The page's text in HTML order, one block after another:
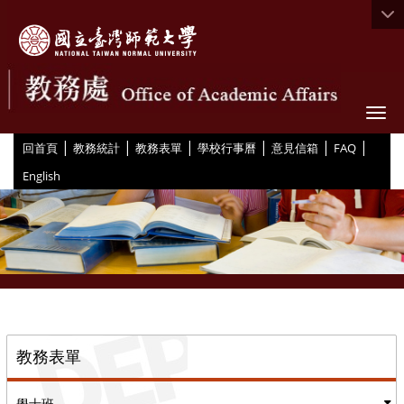
回首頁 | 教務統計 | 教務表單 | 學校行事曆 | 意見信箱 | FAQ |
English
教務表單